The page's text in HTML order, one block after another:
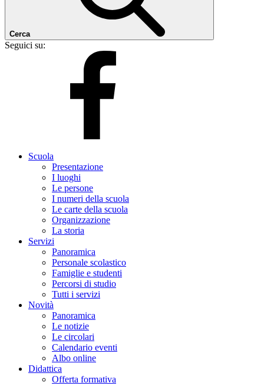
Cerca
Seguici su:
Scuola
Presentazione
I luoghi
Le persone
I numeri della scuola
Le carte della scuola
Organizzazione
La storia
Servizi
Panoramica
Personale scolastico
Famiglie e studenti
Percorsi di studio
Tutti i servizi
Novità
Panoramica
Le notizie
Le circolari
Calendario eventi
Albo online
Didattica
Offerta formativa